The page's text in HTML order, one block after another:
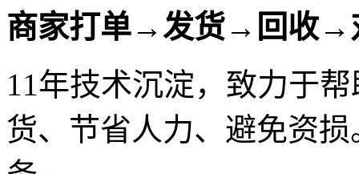
商家打单→发货→回收→
11年技术沉淀，致力于
货、节省人力、避免资